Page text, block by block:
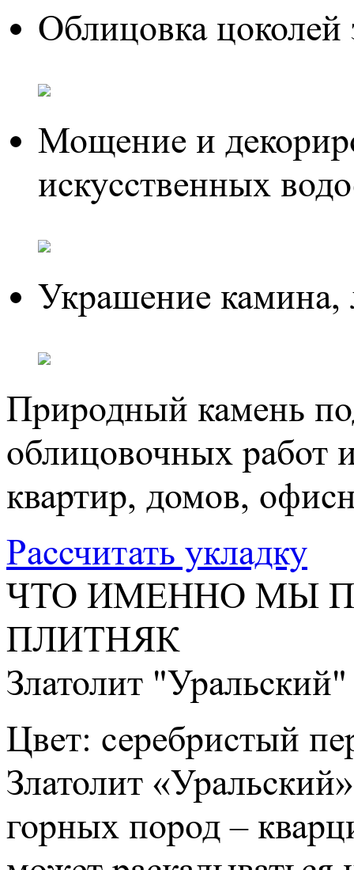
Облицовка цоколей
Мощение и
искусственных
Украшение камина,
Природный камень
облицовочных работ
квартир, домов,
Рассчитать укладку
ЧТО ИМЕННО МЫ
ПЛИТНЯК
Златолит "Уральский"
Цвет: серебристый
Златолит
горных пород –